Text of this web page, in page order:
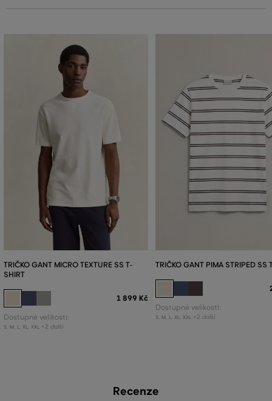
TRIČKO GANT MICRO TEXTURE SS T-
SHIRT
1 899 Kč
Dostupné velikosti:
S M L XL XXL +2 další
TRIČKO GANT PIMA STRIPED SS
Dostupné velikosti:
S M L XL XXL +2 další
Recenze